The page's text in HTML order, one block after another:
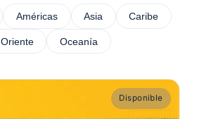
Américas Asia Caribe
Oceanía
Disponible